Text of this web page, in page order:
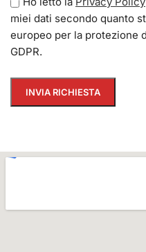
miei dati secondo quanto
europeo per la protezione
GDPR.